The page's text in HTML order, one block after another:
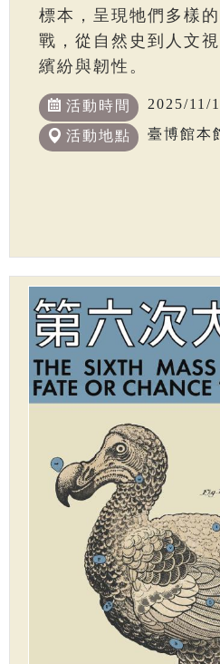
標本，呈現牠們多樣
戰，從自然史到人文
繽紛與韌性。
活動時間 2025/11/
活動地點 臺博館本